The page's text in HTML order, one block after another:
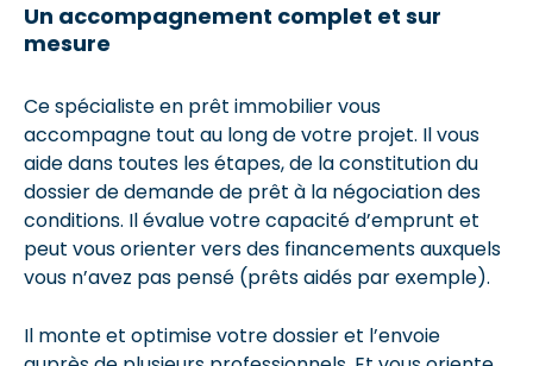
Un accompagnement complet et sur
mesure
Ce spécialiste en prêt immobilier vous
accompagne tout au long de votre projet. Il vous
aide dans toutes les étapes, de la constitution du
dossier de demande de prêt à la négociation des
conditions. Il évalue votre capacité d’emprunt et
peut vous orienter vers des financements auxquels
vous n’avez pas pensé (prêts aidés par exemple).
Il monte et optimise votre dossier et l’envoie